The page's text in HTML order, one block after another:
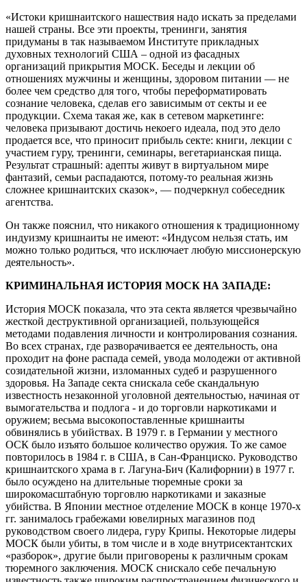
«Истоки кришнаитского нашествия надо искать за пределами
нашей страны. Все эти проекты, тренинги, занятия
придуманы в так называемом Институте прикладных
духовных технологий США – одной из фасадных
организаций прикрытия МОСК. Беседы и лекции об
отношениях мужчины и женщины, здоровом питании — не
более чем средство для того, чтобы переформатировать
сознание человека, сделав его зависимым от секты и ее
продукции. Схема такая же, как в сетевом маркетинге:
человека призывают достичь некоего идеала, под это дело
продается все, что приносит прибыль секте: книги, лекции с
участием гуру, тренинги, семинары, вегетарианская пища.
Результат страшный: адепты живут в виртуальном мире
фантазий, семьи распадаются, потому-то реальная жизнь
сложнее кришнаитских сказок», — подчеркнул собеседник
агентства.
Он также пояснил, что никакого отношения к традиционному
индуизму кришнаиты не имеют: «Индусом нельзя стать, им
можно только родиться, что исключает любую миссионерскую
деятельность».
КРИМИНАЛЬНАЯ ИСТОРИЯ МОСК НА ЗАПАДЕ:
История МОСК показала, что эта секта является чрезвычайно
жесткой деструктивной организацией, пользующейся
методами подавления личности и контролирования сознания.
Во всех странах, где разворачивается ее деятельность, она
проходит на фоне распада семей, увода молодежи от активной
созидательной жизни, изломанных судеб и разрушенного
здоровья. На Западе секта снискала себе скандальную
известность незаконной уголовной деятельностью, начиная от
вымогательства и подлога - и до торговли наркотиками и
оружием; весьма высокопоставленные кришнаиты
обвинялись в убийствах. В 1979 г. в Германии у местного
ОСК было изъято большое количество оружия. То же самое
повторилось в 1984 г. в США, в Сан-Франциско. Руководство
кришнаитского храма в г. Лагуна-Бич (Калифорнии) в 1977 г.
было осуждено на длительные тюремные сроки за
широкомасштабную торговлю наркотиками и заказные
убийства. В Японии местное отделение МОСК в конце 1970-х
гг. занималось грабежами ювелирных магазинов под
руководством своего лидера, гуру Крипы. Некоторые лидеры
МОСК были убиты, в том числе и в ходе внутрисектантских
«разборок», другие были приговорены к различным срокам
тюремного заключения. МОСК снискало себе печальную